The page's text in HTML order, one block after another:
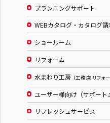
プランニングサポート
WEBカタログ・カタログ請
ショールーム
リフォーム
水まわり工房 （工務店 リフォ
ユーザー様向け（サポート
リフレッシュサービス